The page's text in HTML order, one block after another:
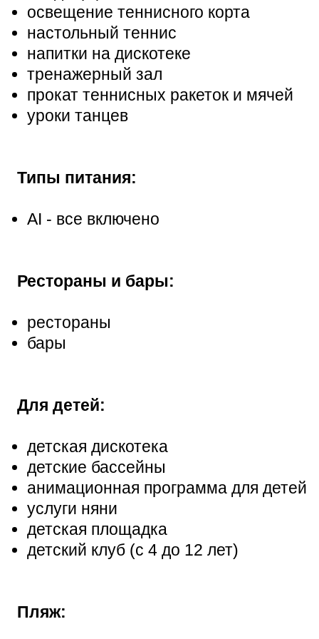
освещение теннисного корта
настольный теннис
напитки на дискотеке
тренажерный зал
прокат теннисных ракеток и мячей
уроки танцев
Типы питания:
AI - все включено
Рестораны и бары:
рестораны
бары
Для детей:
детская дискотека
детские бассейны
анимационная программа для детей
услуги няни
детская площадка
детский клуб (с 4 до 12 лет)
Пляж: